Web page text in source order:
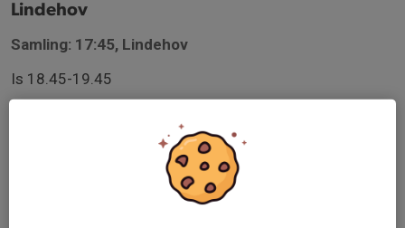
Lindehov
Samling: 17:45, Lindehov
Is 18.45-19.45